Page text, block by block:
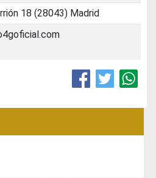
18 (28043) Madrid